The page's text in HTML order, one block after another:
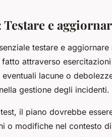
Testare e
testare e
fatto attraverso
lacune o
gestione degli incidenti.
il piano dovrebbe
o modifiche nel contesto